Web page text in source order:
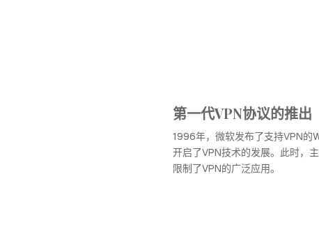
第一代VPN协议的推出
1996年，微软发布了支持VPN的
开启了VPN技术的发展。此时，
限制了VPN的广泛应用。